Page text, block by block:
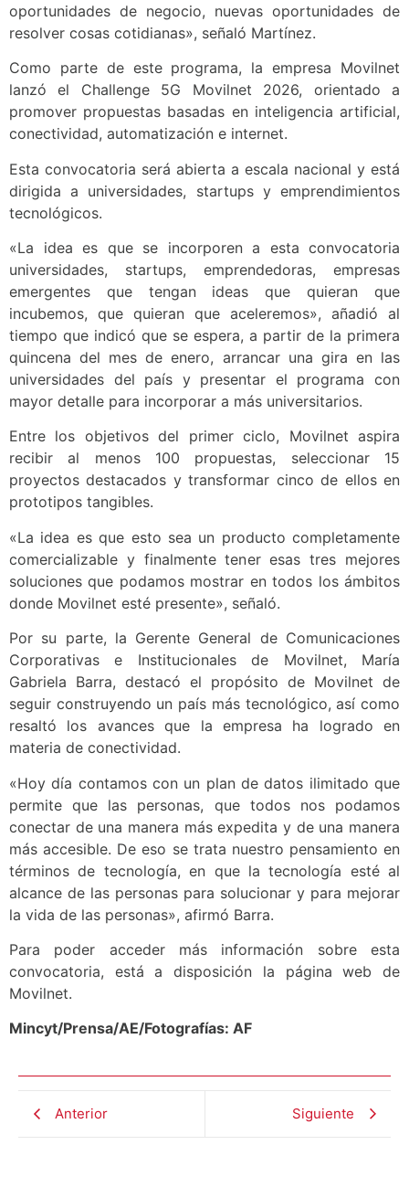
oportunidades de negocio, nuevas oportunidades de
resolver cosas cotidianas», señaló Martínez.
Como parte de este programa, la empresa Movilnet
lanzó el Challenge 5G Movilnet 2026, orientado a
promover propuestas basadas en inteligencia artificial,
conectividad, automatización e internet.
Esta convocatoria será abierta a escala nacional y está
dirigida a universidades, startups y emprendimientos
tecnológicos.
«La idea es que se incorporen a esta convocatoria
universidades, startups, emprendedoras, empresas
emergentes que tengan ideas que quieran que
incubemos, que quieran que aceleremos», añadió al
tiempo que indicó que se espera, a partir de la primera
quincena del mes de enero, arrancar una gira en las
universidades del país y presentar el programa con
mayor detalle para incorporar a más universitarios.
Entre los objetivos del primer ciclo, Movilnet aspira
recibir al menos 100 propuestas, seleccionar 15
proyectos destacados y transformar cinco de ellos en
prototipos tangibles.
«La idea es que esto sea un producto completamente
comercializable y finalmente tener esas tres mejores
soluciones que podamos mostrar en todos los ámbitos
donde Movilnet esté presente», señaló.
Por su parte, la Gerente General de Comunicaciones
Corporativas e Institucionales de Movilnet, María
Gabriela Barra, destacó el propósito de Movilnet de
seguir construyendo un país más tecnológico, así como
resaltó los avances que la empresa ha logrado en
materia de conectividad.
«Hoy día contamos con un plan de datos ilimitado que
permite que las personas, que todos nos podamos
conectar de una manera más expedita y de una manera
más accesible. De eso se trata nuestro pensamiento en
términos de tecnología, en que la tecnología esté al
alcance de las personas para solucionar y para mejorar
la vida de las personas», afirmó Barra.
Para poder acceder más información sobre esta
convocatoria, está a disposición la página web de
Movilnet.
Mincyt/Prensa/AE/Fotografías: AF
Anterior Siguiente